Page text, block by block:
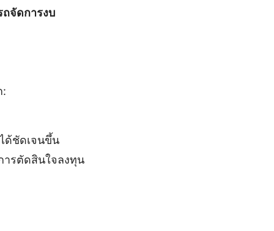
ถจัดการงบ
:
ด้ชัดเจนขึ้น
ารตัดสินใจลงทุน